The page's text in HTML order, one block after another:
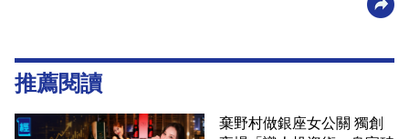
推薦閱讀
棄野村做銀座女公關 獨創